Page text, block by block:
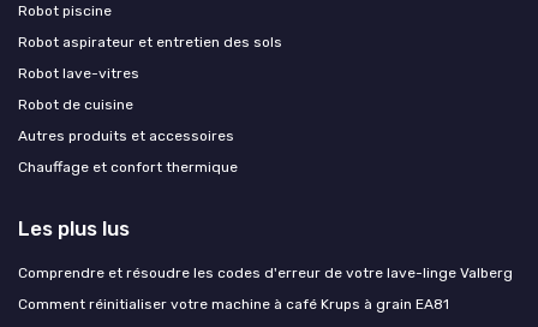
Robot piscine
Robot aspirateur et entretien des sols
Robot lave-vitres
Robot de cuisine
Autres produits et accessoires
Chauffage et confort thermique
Les plus lus
Comprendre et résoudre les codes d'erreur de votre lave-linge Valberg
Comment réinitialiser votre machine à café Krups à grain EA81